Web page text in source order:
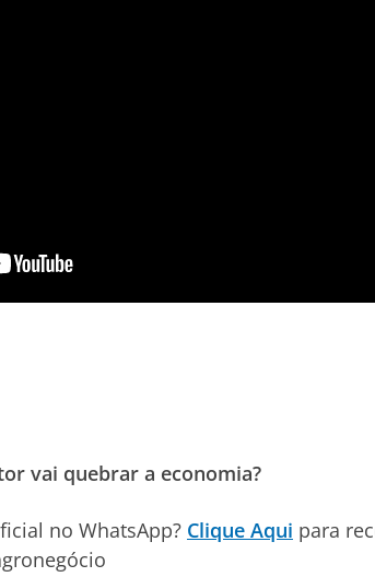
vai quebrar a economia?
no WhatsApp? Clique Aqui para